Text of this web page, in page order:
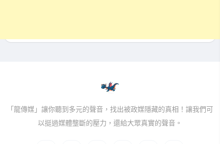
「龍傳媒」讓你聽到多元的聲音，找出被政媒隱藏的真相！讓我們可
以挺過媒體壟斷的壓力，還給大眾真實的聲音。